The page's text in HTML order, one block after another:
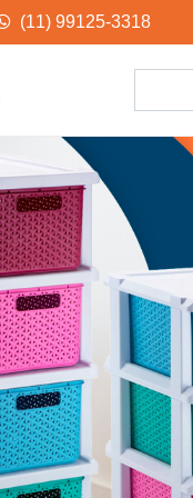
(11) 99125-3318